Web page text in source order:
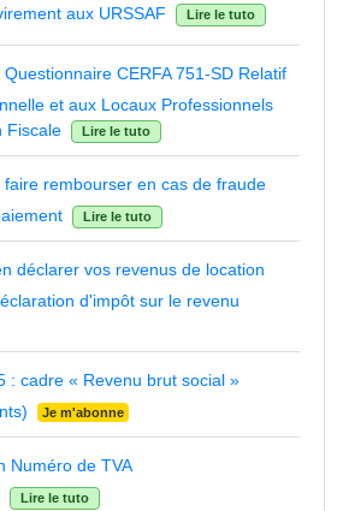
aux URSSAF Lire le tuto
CERFA 751-SD Relatif
et aux Locaux Professionnels
Fiscale
Lire le tuto
faire rembourser en cas de fraude
Lire le tuto
déclarer vos revenus de location
d'impôt sur le revenu
: cadre « Revenu brut social »
Je m'abonne
Numéro de TVA
Lire le tuto